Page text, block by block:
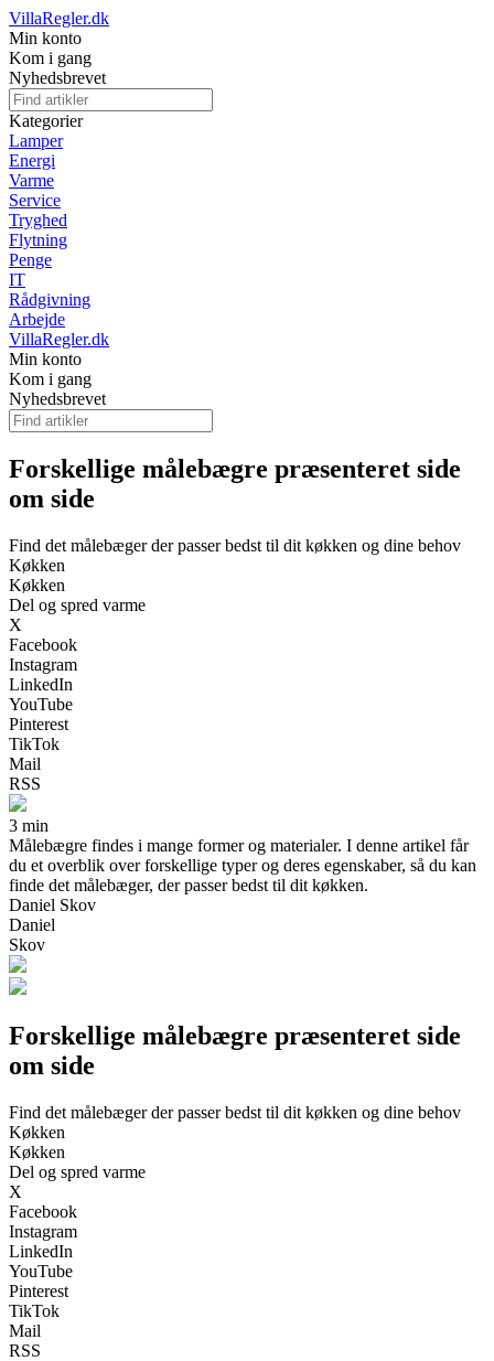
VillaRegler.dk
Min konto
Kom i gang
Nyhedsbrevet
Kategorier
Lamper
Energi
Varme
Service
Tryghed
Flytning
Penge
IT
Rådgivning
Arbejde
VillaRegler.dk
Min konto
Kom i gang
Nyhedsbrevet
Forskellige målebægre præsenteret side
om side
Find det målebæger der passer bedst til dit køkken og dine behov
Køkken
Køkken
Del og spred varme
X
Facebook
Instagram
LinkedIn
YouTube
Pinterest
TikTok
Mail
RSS
3 min
Målebægre findes i mange former og materialer. I denne artikel får
du et overblik over forskellige typer og deres egenskaber, så du kan
finde det målebæger, der passer bedst til dit køkken.
Daniel Skov
Daniel
Skov
Forskellige målebægre præsenteret side
om side
Find det målebæger der passer bedst til dit køkken og dine behov
Køkken
Køkken
Del og spred varme
X
Facebook
Instagram
LinkedIn
YouTube
Pinterest
TikTok
Mail
RSS